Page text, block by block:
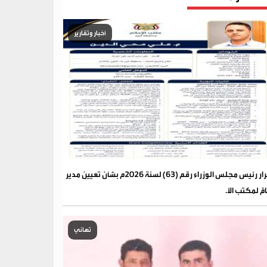
أخبار وتقارير
قرار رئيس مجلس الوزراء رقم (63) لسنة 2026م بشأن تعيين مدير
لمكتب الأ.
تهاني